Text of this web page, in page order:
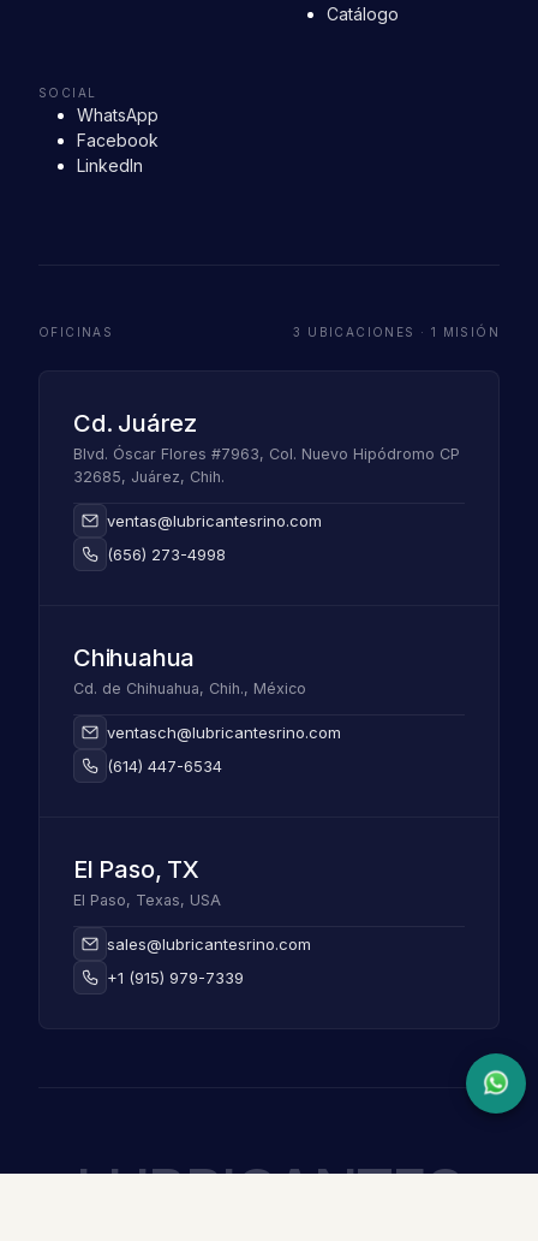
Catálogo
SOCIAL
WhatsApp
Facebook
LinkedIn
OFICINAS 3 UBICACIONES · 1 MISIÓN
Cd. Juárez
Blvd. Óscar Flores #7963, Col. Nuevo Hipódromo CP
32685, Juárez, Chih.
ventas@lubricantesrino.com
(656) 273-4998
Chihuahua
Cd. de Chihuahua, Chih., México
ventasch@lubricantesrino.com
(614) 447-6534
El Paso, TX
El Paso, Texas, USA
sales@lubricantesrino.com
+1 (915) 979-7339
LUBRICANTES